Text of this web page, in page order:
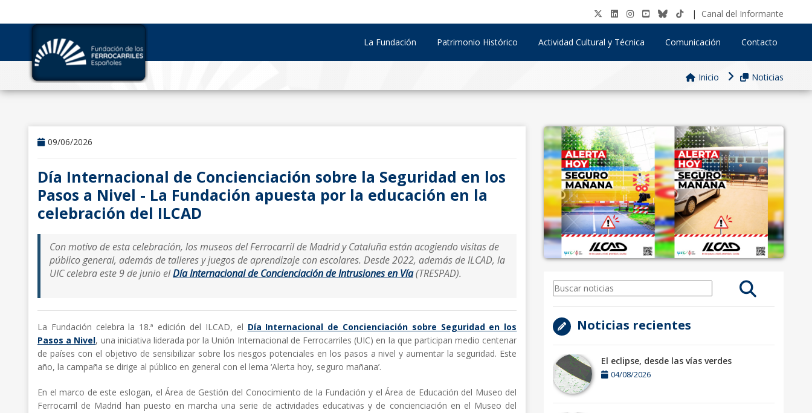
| Canal del Informante
La Fundación Patrimonio Histórico Actividad Cultural y Técnica Comunicación Contacto
Inicio Noticias
09/06/2026
Día Internacional de Concienciación sobre la Seguridad en los
Pasos a Nivel - La Fundación apuesta por la educación en la
celebración del ILCAD
Con motivo de esta celebración, los museos del Ferrocarril de Madrid y Cataluña están acogiendo visitas de
público general, además de talleres y juegos de aprendizaje con escolares. Desde 2022, además de ILCAD, la
UIC celebra este 9 de junio elDía Internacional de Concienciación de Intrusiones en Vía(TRESPAD).
La Fundación celebra la 18.ª edición del ILCAD, el Día Internacional de Concienciación sobre Seguridad en los
Pasos a Nivel, una iniciativa liderada por la Unión Internacional de Ferrocarriles (UIC) en la que participan medio centenar
de países con el objetivo de sensibilizar sobre los riesgos potenciales en los pasos a nivel y aumentar la seguridad. Este
año, la campaña se dirige al público en general con el lema ‘Alerta hoy, seguro mañana’.
En el marco de este eslogan, el Área de Gestión del Conocimiento de la Fundación y el Área de Educación del Museo del
Ferrocarril de Madrid han puesto en marcha una serie de actividades educativas y de concienciación en el Museo del
Noticias recientes
El eclipse, desde las vías verdes
04/08/2026